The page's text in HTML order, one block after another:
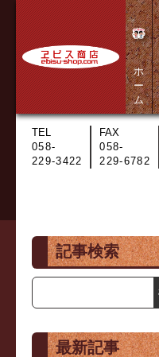
ホ
ー
ム
TEL
058-
229-3422
FAX
058-
229-6782
記事検索
最新記事